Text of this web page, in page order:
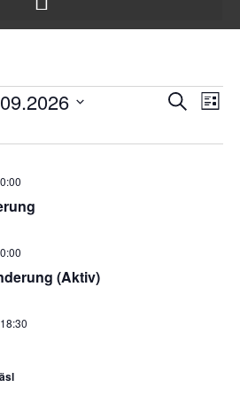
SucheListe
(Aktiv)